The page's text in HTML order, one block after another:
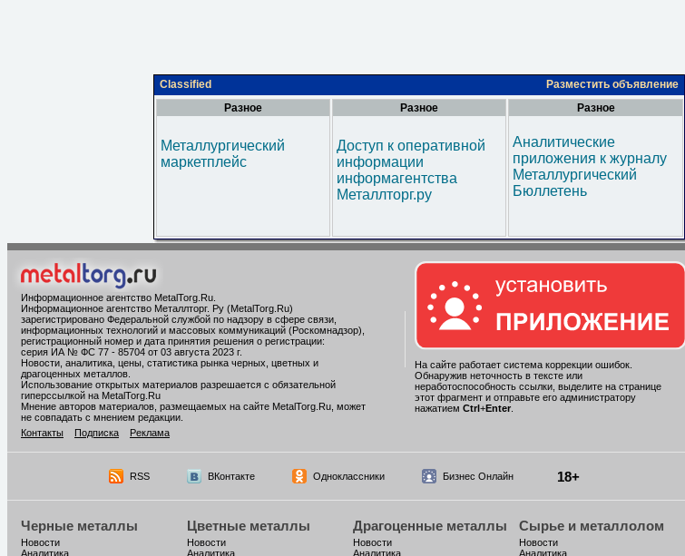
Classified
Разместить объявление
Разное
Металлургический
маркетплейс
Разное
Доступ к оперативной
информации
информагентства
Металлторг.ру
Разное
Аналитические
приложения к журналу
Металлургический
Бюллетень
Информационное агентство MetalTorg.Ru
Информационное агентство Металлторг. Ру (MetalTorg.Ru)
зарегистрировано Федеральной службой по надзору в сфере связи,
информационных технологий и массовых коммуникаций (Роскомнадзор),
регистрационный номер и дата принятия решения о регистрации:
серия ИА № ФС 77 - 85704 от 03 августа 2023 г.
Новости, аналитика, цены, статистика рынка черных, цветных и
драгоценных металлов.
Использование открытых материалов разрешается с обязательной
гиперссылкой на MetalTorg.Ru
Мнение авторов материалов, размещаемых на сайте MetalTorg.Ru, может
не совпадать с мнением редакции.
Контакты
Подписка Реклама
На сайте работает система коррекции ошибок.
Обнаружив неточность в тексте или
неработоспособность ссылки, выделите на странице
этот фрагмент и отправьте его администратору
нажатием Ctrl +Enter.
RSS ВКонтакте Одноклассники Бизнес Онлайн 18+
Черные металлы
Новости
Аналитика
Цветные металлы
Новости
Аналитика
Драгоценные металлы
Новости
Аналитика
Сырье и металлолом
Новости
Аналитика